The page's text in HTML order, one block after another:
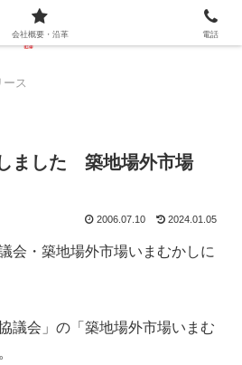
ース
ました 築地場外市場
2006.07.10 2024.01.05
会・築地場外市場いまむかしに
議会」の「築地場外市場いまむ
会社概要・沿革 電話